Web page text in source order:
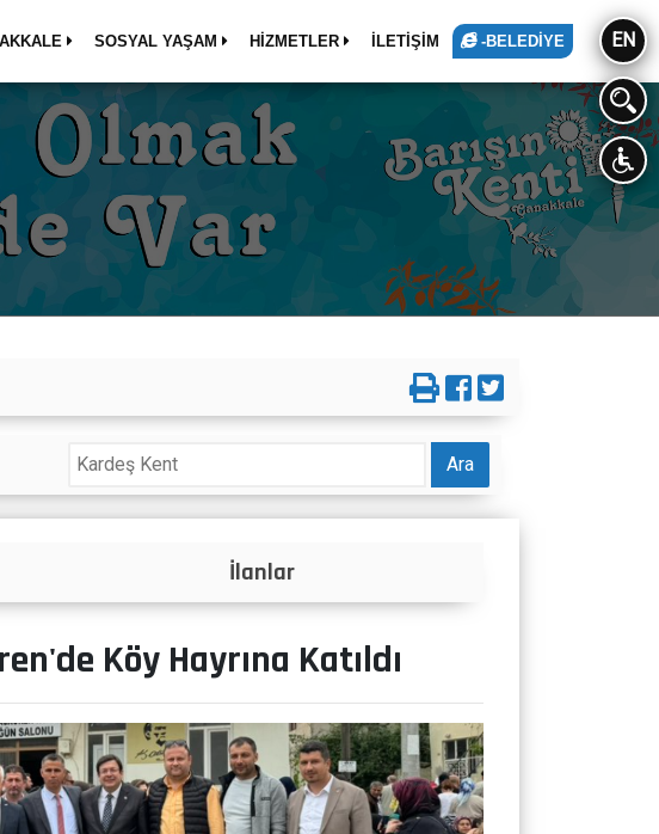
SOSYAL YAŞAM HİZMETLER İLETİŞİM -BELEDİYE EN
Ara
Projeler
Köy Hayrına Katıldı